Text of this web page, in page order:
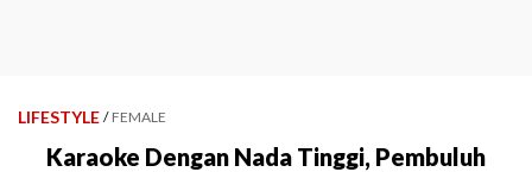
LIFESTYLE / FEMALE
Karaoke Dengan Nada Tinggi, Pembuluh